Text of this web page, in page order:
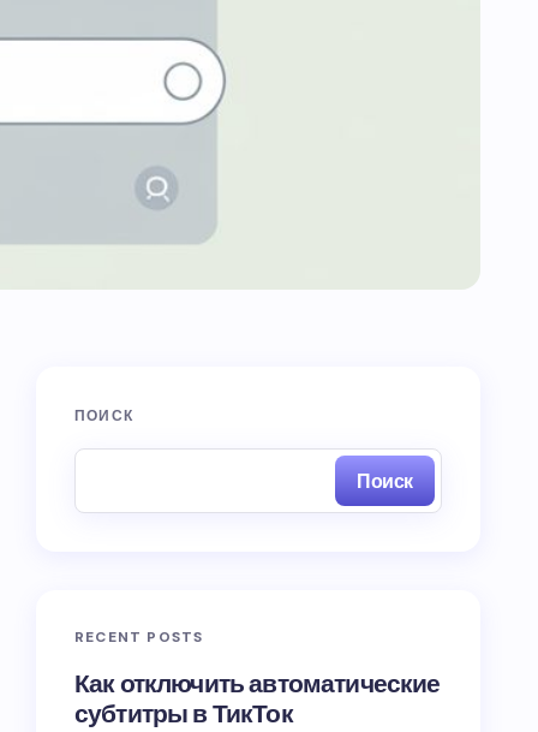
ПОИСК
Поиск
RECENT POSTS
Как отключить автоматические
субтитры в ТикТок